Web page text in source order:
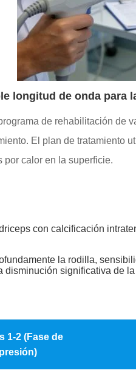
longitud de onda para
de rehabilitación
El plan de tratamiento
calor en la superficie.
con calcificación
la rodilla,
significativa de
1-2 (Fase de